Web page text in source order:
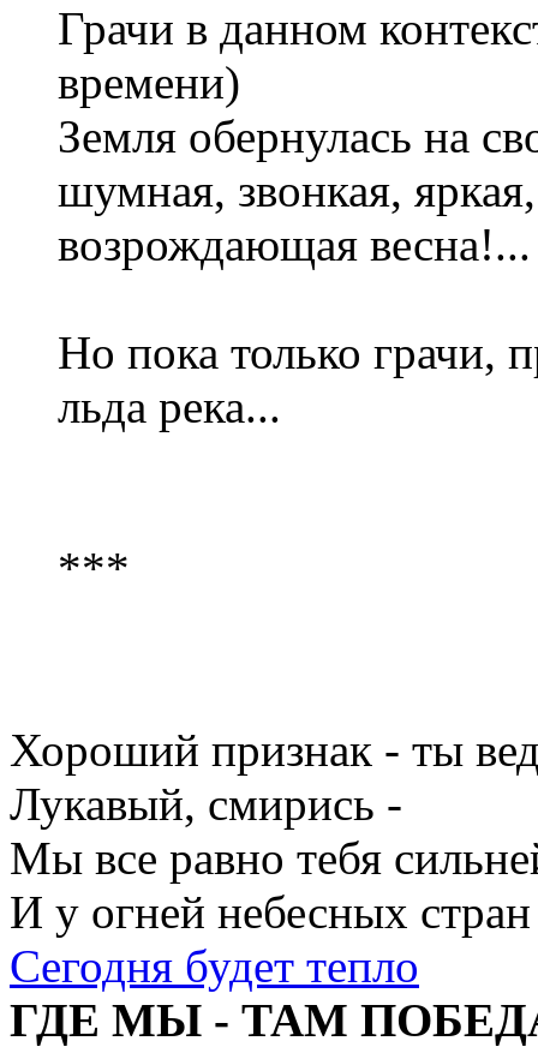
Грачи в данном
времени)
Земля обернулась на
шумная, звонкая,
возрождающая весна!...
Но пока только грачи,
льда река...
***
Хороший признак - ты
Лукавый, смирись -
Мы все равно тебя
И у огней небесных стран
Сегодня будет тепло
ГДЕ МЫ - ТАМ